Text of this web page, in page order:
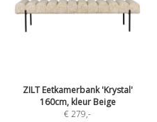
ZILT Eetkamerbank 'Krystal'
160cm, kleur Beige
€ 279,-